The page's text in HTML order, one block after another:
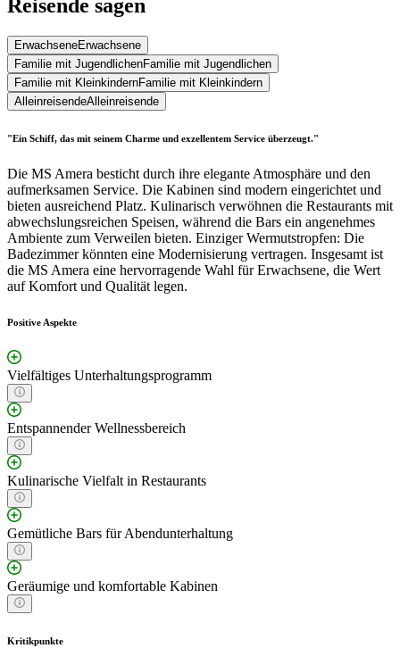
Reisende sagen
ErwachseneErwachsene
Familie mit JugendlichenFamilie mit Jugendlichen
Familie mit KleinkindernFamilie mit Kleinkindern
AlleinreisendeAlleinreisende
"Ein Schiff, das mit seinem Charme und exzellentem Service überzeugt."
Die MS Amera besticht durch ihre elegante Atmosphäre und den
aufmerksamen Service. Die Kabinen sind modern eingerichtet und
bieten ausreichend Platz. Kulinarisch verwöhnen die Restaurants mit
abwechslungsreichen Speisen, während die Bars ein angenehmes
Ambiente zum Verweilen bieten. Einziger Wermutstropfen: Die
Badezimmer könnten eine Modernisierung vertragen. Insgesamt ist
die MS Amera eine hervorragende Wahl für Erwachsene, die Wert
auf Komfort und Qualität legen.
Positive Aspekte
Vielfältiges Unterhaltungsprogramm
Entspannender Wellnessbereich
Kulinarische Vielfalt in Restaurants
Gemütliche Bars für Abendunterhaltung
Geräumige und komfortable Kabinen
Kritikpunkte